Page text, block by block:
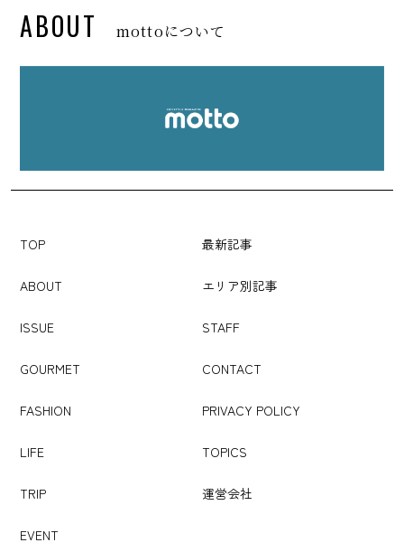
ABOUT mottoについて
TOP 最新記事
ABOUT エリア別記事
ISSUE STAFF
GOURMET CONTACT
FASHION PRIVACY POLICY
LIFE TOPICS
TRIP 運営会社
EVENT